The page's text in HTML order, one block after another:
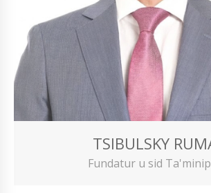
TSIBULSKY
Fundatur u sid